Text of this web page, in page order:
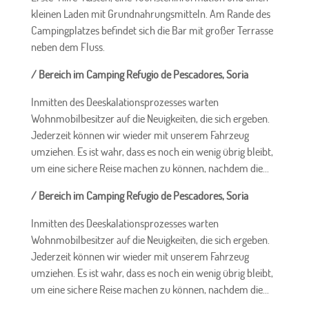
kleinen Laden mit Grundnahrungsmitteln. Am Rande des
Campingplatzes befindet sich die Bar mit großer Terrasse
neben dem Fluss.
/ Bereich im Camping Refugio de Pescadores, Soria
Inmitten des Deeskalationsprozesses warten
Wohnmobilbesitzer auf die Neuigkeiten, die sich ergeben.
Jederzeit können wir wieder mit unserem Fahrzeug
umziehen. Es ist wahr, dass es noch ein wenig übrig bleibt,
um eine sichere Reise machen zu können, nachdem die...
/ Bereich im Camping Refugio de Pescadores, Soria
Inmitten des Deeskalationsprozesses warten
Wohnmobilbesitzer auf die Neuigkeiten, die sich ergeben.
Jederzeit können wir wieder mit unserem Fahrzeug
umziehen. Es ist wahr, dass es noch ein wenig übrig bleibt,
um eine sichere Reise machen zu können, nachdem die...